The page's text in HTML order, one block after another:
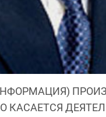
КАСАЕТСЯ